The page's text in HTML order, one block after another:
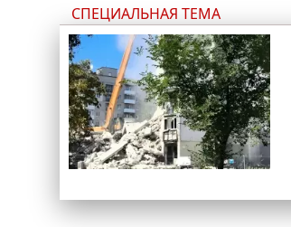
СПЕЦИАЛЬНАЯ ТЕМА